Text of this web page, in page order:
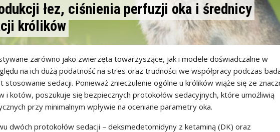
łez, ciśnienia perfuzji oka i średnicy
królików
zarówno jako zwierzęta towarzyszące, jak i modele doświadczalne w
na ich dużą podatność na stres oraz trudności we współpracy podczas
stosowanie sedacji. Ponieważ znieczulenie ogólne u królików wiąże się ze
i kotów, poszukuje się bezpiecznych protokołów sedacyjnych, które umożliwią
przy minimalnym wpływie na oceniane parametry oka.
dwóch protokołów sedacji – deksmedetomidyny z ketaminą (DK) oraz